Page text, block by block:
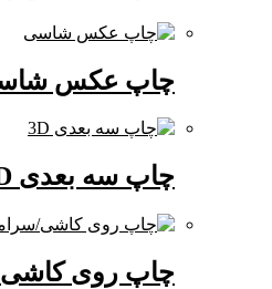
چاپ عکس شاسی
چاپ سه بعدی 3D
چاپ روی کاشی/سرامیک